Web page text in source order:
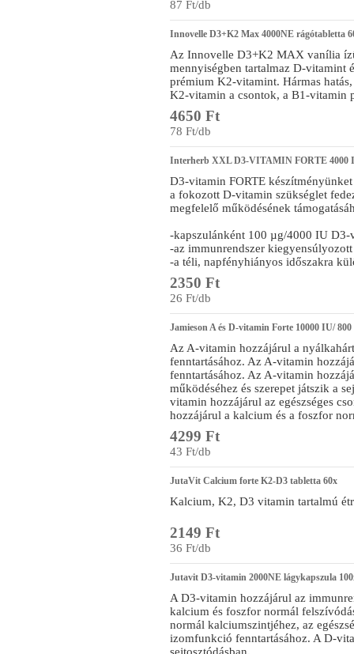
87 Ft/db
Innovelle D3+K2 Max 4000NE rágótabletta
Az Innovelle D3+K2 MAX vanília
mennyiségben tartalmaz D-vitamint
prémium K2-vitamint. Hármas
K2-vitamin a csontok, a B1-vitamin
4650 Ft
78 Ft/db
Interherb XXL D3-VITAMIN FORTE 4000
D3-vitamin FORTE
a fokozott D-vitamin szükséglet
megfelelő működésének
-kapszulánként 100 µg/4000 IU D3-
-az immunrendszer
-a téli, napfényhiányos időszakra
2350 Ft
26 Ft/db
Jamieson A és D-vitamin Forte 10000 IU/
Az A-vitamin hozzájárul a
fenntartásához. Az A-vitamin
fenntartásához. Az A-vitamin
működéséhez és szerepet játszik a
vitamin hozzájárul az egészséges
hozzájárul a kalcium és a foszfor
4299 Ft
43 Ft/db
JutaVit Calcium forte K2-D3 tabletta 60x
Kalcium, K2, D3 vitamin tartalmú
2149 Ft
36 Ft/db
Jutavit D3-vitamin 2000NE lágykapszula
A D3-vitamin hozzájárul az
kalcium és foszfor normál
normál kalciumszintjéhez, az
izomfunkció fenntartásához. A D-